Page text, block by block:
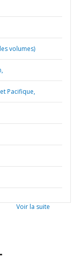
volumes)
Pacifique,
Voir la suite